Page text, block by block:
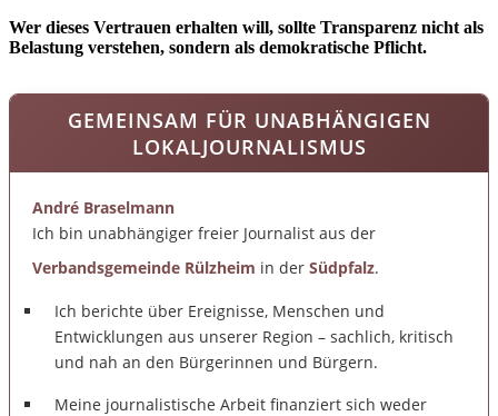
Wer dieses Vertrauen erhalten will, sollte Transparenz nicht als
Belastung verstehen, sondern als demokratische Pflicht.
GEMEINSAM FÜR UNABHÄNGIGEN
LOKALJOURNALISMUS
André Braselmann
Ich bin unabhängiger freier Journalist aus der
Verbandsgemeinde Rülzheim in der Südpfalz.
Ich berichte über Ereignisse, Menschen und
Entwicklungen aus unserer Region – sachlich, kritisch
und nah an den Bürgerinnen und Bürgern.
Meine journalistische Arbeit finanziert sich weder